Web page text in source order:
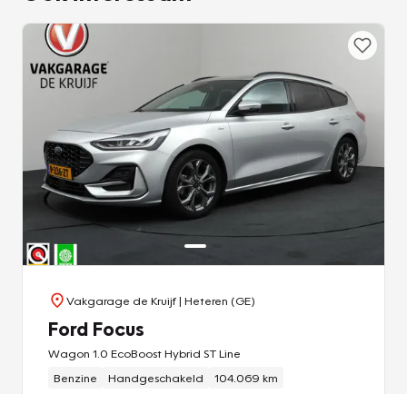
Vakgarage de Kruijf| Heteren (GE)
Ford Focus
Wagon 1.0 EcoBoost Hybrid ST Line
Benzine
Handgeschakeld 104.069 km